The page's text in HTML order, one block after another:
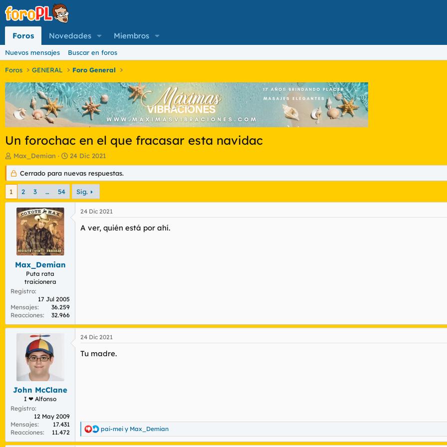
Foros Novedades Miembros
Nuevos mensajes Buscar en foros
Foros GENERAL Foro General
Un forochac en el que fracasar esta navidac
I
n
i
c
a
d
o
d
e
a
Max_Demian
F
e
c
h
d
i
24 Dic 2021
Cerrado para nuevas respuestas.
1 2 3 … 54 Sig.
Max_Demian
Puta rata
traicionera
Registro
17 Jul 2005
Mensajes
36.259
Reacciones
32.966
24 Dic 2021
A ver, quién está por ahí.
John McClane
I ❤ Alfonso
Registro
12 May 2009
Mensajes
17.431
Reacciones
11.472
24 Dic 2021
Tu madre.
R
e
pai-mei y Max_Demian